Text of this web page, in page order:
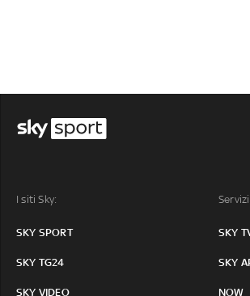
I siti Sky:
SKY SPORT
SKY TG24
SKY VIDEO
Servizi:
SKY
SKY
NOW